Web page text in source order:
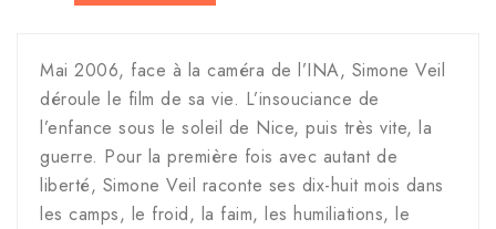
Mai 2006, face à la caméra de l’INA, Simone Veil
déroule le film de sa vie. L’insouciance de
l’enfance sous le soleil de Nice, puis très vite, la
guerre. Pour la première fois avec autant de
liberté, Simone Veil raconte ses dix-huit mois dans
les camps, le froid, la faim, les humiliations, le